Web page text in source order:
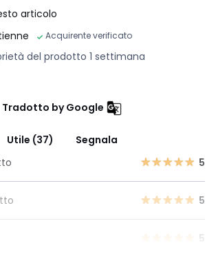
articolo
Acquirente verificato
del prodotto 1 settimana
Tradotto by Google
Utile (37)
Segnala
5
5
5